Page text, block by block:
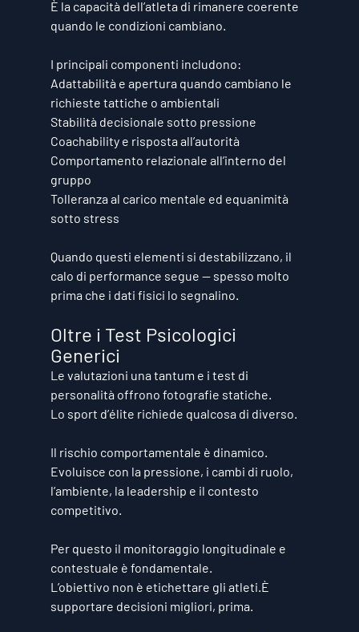
È la capacità dell’atleta di rimanere coerente
quando le condizioni cambiano.
I principali componenti includono:
Adattabilità e apertura quando cambiano le
richieste tattiche o ambientali
Stabilità decisionale sotto pressione
Coachability e risposta all’autorità
Comportamento relazionale all’interno del
gruppo
Tolleranza al carico mentale ed equanimità
sotto stress
Quando questi elementi si destabilizzano, il
calo di performance segue — spesso molto
prima che i dati fisici lo segnalino.
Oltre i Test Psicologici
Generici
Le valutazioni una tantum e i test di
personalità offrono fotografie statiche.
Lo sport d’élite richiede qualcosa di diverso.
Il rischio comportamentale è dinamico.
Evoluisce con la pressione, i cambi di ruolo,
l’ambiente, la leadership e il contesto
competitivo.
Per questo il monitoraggio longitudinale e
contestuale è fondamentale.
L’obiettivo non è etichettare gli atleti.È
supportare decisioni migliori, prima.